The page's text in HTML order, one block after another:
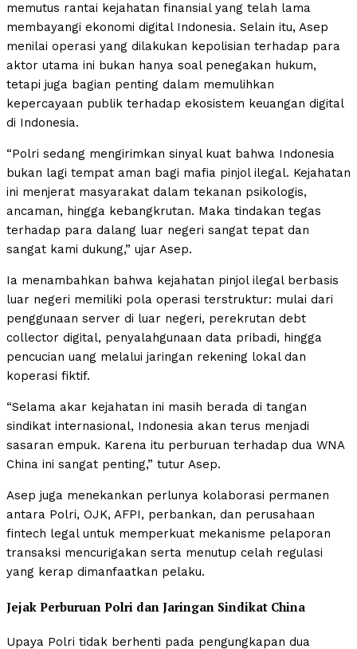
memutus rantai kejahatan finansial yang telah lama
membayangi ekonomi digital Indonesia. Selain itu, Asep
menilai operasi yang dilakukan kepolisian terhadap para
aktor utama ini bukan hanya soal penegakan hukum,
tetapi juga bagian penting dalam memulihkan
kepercayaan publik terhadap ekosistem keuangan digital
di Indonesia.
“Polri sedang mengirimkan sinyal kuat bahwa Indonesia
bukan lagi tempat aman bagi mafia pinjol ilegal. Kejahatan
ini menjerat masyarakat dalam tekanan psikologis,
ancaman, hingga kebangkrutan. Maka tindakan tegas
terhadap para dalang luar negeri sangat tepat dan
sangat kami dukung,” ujar Asep.
Ia menambahkan bahwa kejahatan pinjol ilegal berbasis
luar negeri memiliki pola operasi terstruktur: mulai dari
penggunaan server di luar negeri, perekrutan debt
collector digital, penyalahgunaan data pribadi, hingga
pencucian uang melalui jaringan rekening lokal dan
koperasi fiktif.
“Selama akar kejahatan ini masih berada di tangan
sindikat internasional, Indonesia akan terus menjadi
sasaran empuk. Karena itu perburuan terhadap dua WNA
China ini sangat penting,” tutur Asep.
Asep juga menekankan perlunya kolaborasi permanen
antara Polri, OJK, AFPI, perbankan, dan perusahaan
fintech legal untuk memperkuat mekanisme pelaporan
transaksi mencurigakan serta menutup celah regulasi
yang kerap dimanfaatkan pelaku.
Jejak Perburuan Polri dan Jaringan Sindikat China
Upaya Polri tidak berhenti pada pengungkapan dua